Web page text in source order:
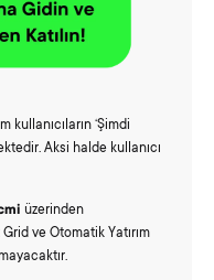
kullanıcıların ‘Şimdi
Aksi halde kullanıcı
üzerinden
Grid ve Otomatik Yatırım